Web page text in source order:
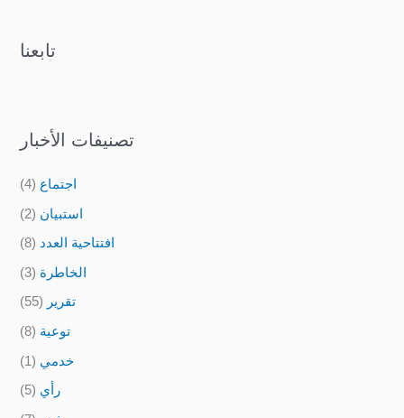
تابعنا
تصنيفات الأخبار
اجتماع (4)
استبيان (2)
افتتاحية العدد (8)
الخاطرة (3)
تقرير (55)
توعية (8)
خدمي (1)
رأي (5)